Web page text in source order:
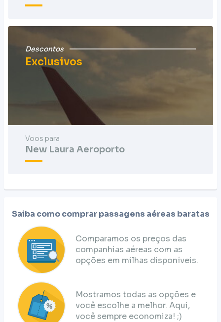
Descontos
Exclusivos
Voos para
New Laura Aeroporto
Saiba como comprar passagens aéreas baratas
Comparamos os preços das
companhias aéreas com as
opções em milhas disponíveis.
Mostramos todas as opções e
você escolhe a melhor. Aqui,
você sempre economiza! ;)